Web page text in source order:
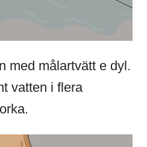
med målartvätt e dyl.
vatten i flera